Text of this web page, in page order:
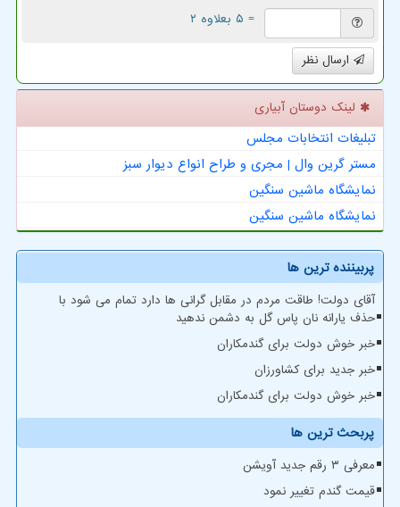
= ۵ بعلاوه ۲
ارسال نظر
لینک دوستان آبیاری
تبلیغات انتخابات مجلس
مستر گرین وال | مجری و طراح انواع دیوار سبز
نمایشگاه ماشین سنگین
نمایشگاه ماشین سنگین
پربیننده ترین ها
آقای دولت! طاقت مردم در مقابل گرانی ها دارد تمام می شود با
حذف یارانه نان پاس گل به دشمن ندهید
خبر خوش دولت برای گندمکاران
خبر جدید برای کشاورزان
خبر خوش دولت برای گندمکاران
پربحث ترین ها
معرفی ۳ رقم جدید آویشن
قیمت گندم تغییر نمود